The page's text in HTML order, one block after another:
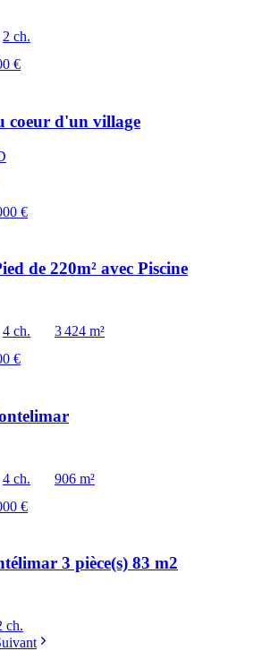
2 ch.
€
coeur d'un village
€
de 220m² avec Piscine
4 ch.
3 424 m²
€
4 ch.
906 m²
€
3 pièce(s) 83 m2
ch.